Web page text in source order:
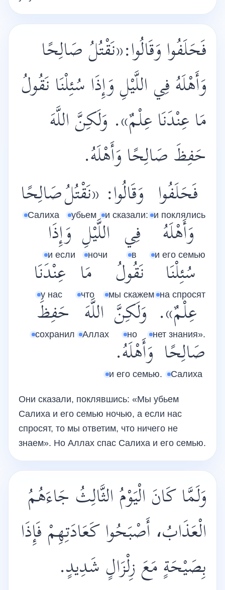
فَحَلَفُوا وَقَالُوا:«نَقْتُلُ صَالِحًا
وَأَهْلَهُ فِي اللَّيْلِ وَإِذَا سُئِلْنَا نَقُولُ
مَا عِنْدَنَا عِلْمٌ». وَلَكِنَّ اللَّهَ
حَفِظَ صَالِحًا وَأَهْلَهُ.
فَحَلَفُوا
и поклялись
وَقَالُوا:
и сказали:
«نَقْتُلُ
убьем
صَالِحًا
Салиха
وَأَهْلَهُ
и его семью
فِي
в
اللَّيْلِ
ночи
وَإِذَا
и если
سُئِلْنَا
на спросят
نَقُولُ
мы скажем
مَا
что
عِنْدَنَا
у нас
عِلْمٌ».
нет знания».
وَلَكِنَّ
но
اللَّهَ
Аллах
حَفِظَ
сохранил
صَالِحًا
Салиха
وَأَهْلَهُ.
и его семью.
Они сказали, поклявшись: «Мы убьем
Салиха и его семью ночью, а если нас
спросят, то мы ответим, что ничего не
знаем». Но Аллах спас Салиха и его семью.
وَلَمَّا كَانَ الْيَوْمُ الثَّالِثُ جَاءَهُمُ
الْعَذَابُ، أَصْبَحُوا كَعَادَتِهِمْ فَإِذَا
بِصَيْحَةٍ مَعَ زِلْزَالٍ شَدِيدٍ.